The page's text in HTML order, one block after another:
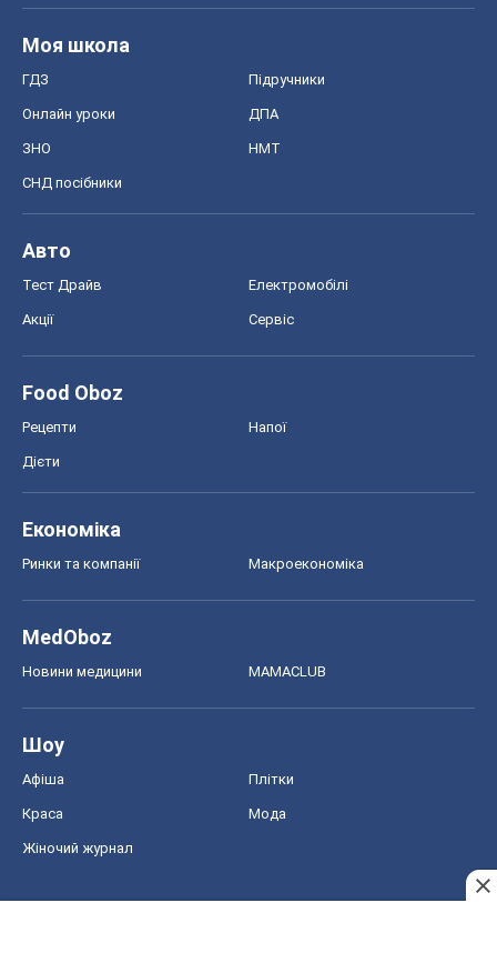
Моя школа
ГДЗ Підручники
Онлайн уроки ДПА
ЗНО НМТ
СНД посібники
Авто
Тест Драйв Електромобілі
Акції Сервіс
Food Oboz
Рецепти Напої
Дієти
Економіка
Ринки та компанії Макроекономіка
MedOboz
Новини медицини MAMACLUB
Шоу
Афіша Плітки
Краса Мода
Жіночий журнал